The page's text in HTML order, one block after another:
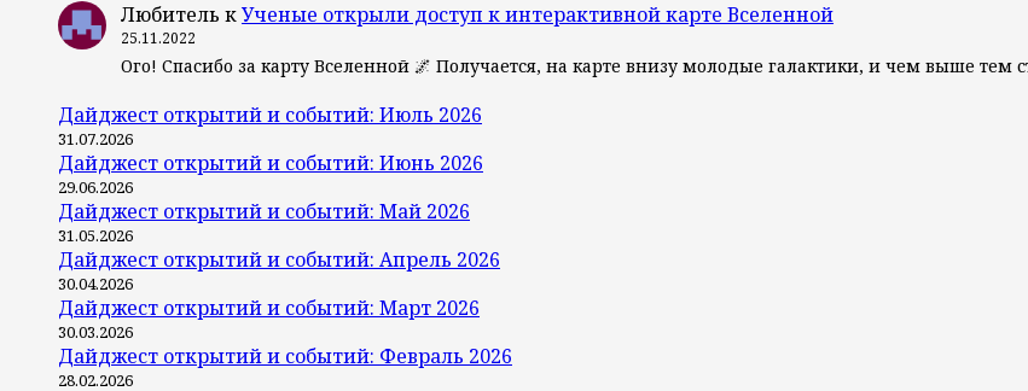
Любитель кУченые открыли доступ к интерактивной карте Вселенной
25.11.2022
Ого! Спасибо за карту Вселенной 🌌 Получается, на карте внизу молодые галактики, и чем выше тем
Дайджест открытий и событий: Июль 2026
31.07.2026
Дайджест открытий и событий: Июнь 2026
29.06.2026
Дайджест открытий и событий: Май 2026
31.05.2026
Дайджест открытий и событий: Апрель 2026
30.04.2026
Дайджест открытий и событий: Март 2026
30.03.2026
Дайджест открытий и событий: Февраль 2026
28.02.2026